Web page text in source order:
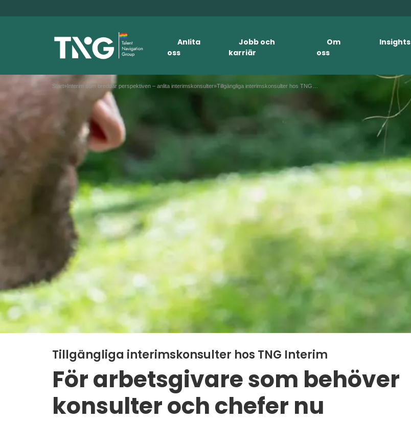
Anlita
oss
Jobb och
karriär
Om
oss
Insights
Start»Interim som breddar perspektiven – anlita interimskonsulter»
Tillgängliga interimskonsulter hos TNG Interim
För arbetsgivare som behöver
konsulter och chefer nu